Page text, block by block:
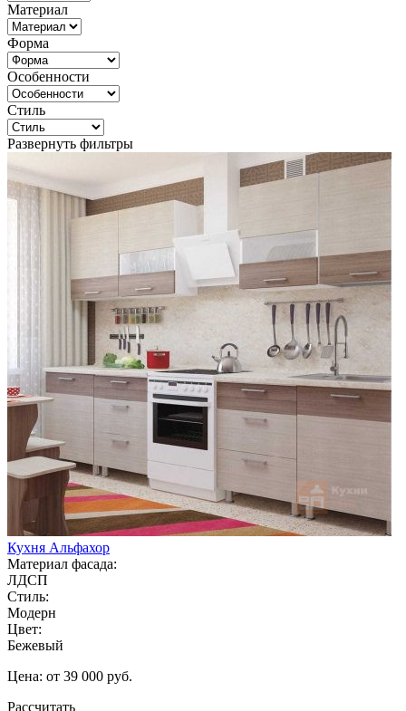
Материал
Форма
Особенности
Стиль
Развернуть фильтры
Кухня Альфахор
Материал фасада:
ЛДСП
Стиль:
Модерн
Цвет:
Бежевый
Цена: от 39 000 руб.
Рассчитать